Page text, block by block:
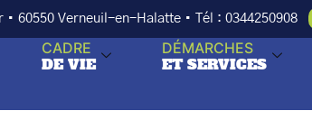
• 60550 Verneuil-en-Halatte • Tél : 0344250908
CADRE
DE VIE
DÉMARCHES
ET SERVICES